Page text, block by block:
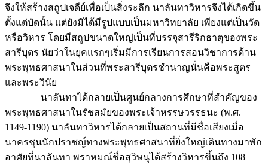
จึงให้สร้างสถูปเจดีย์เพื่อเป็นสิ่งระลึก นาลันทาวิหารจึงได้เกิดขึ้น
ตั้งแต่บัดนั้น แต่ยังมิได้มีรูปแบบเป็นมหาวิทยาลัย เพียงแต่เป็นวัด
หรือวิหาร โดยมีสถูปขนาดใหญ่เป็นที่บรรจุสารีริกธาตุของพระ
สารีบุตร นัยว่าในยุคแรกๆเริ่มมีการเรียนการสอนวิชาการด้าน
พระพุทธศาสนาในส่วนที่พระสารีบุตรชำนาญนั่นคือพระสูตร
และพระวินัย
นาลันทาได้กลายเป็นศูนย์กลางการศึกษาที่สำคัญของ
พระพุทธศาสนาในรัชสมัยของพระเจ้าหรรษวรรธนะ (พ.ศ.
1149-1190) นาลันทาวิหารได้กลายเป็นสถานที่มีชื่อเสียงเมื่อ
นาครชุนนักปราชญ์ทางพระพุทธศาสนาที่ยิ่งใหญ่เดินทางมาพัก
อาศัยที่นาลันทา พราหมณ์ชื่อสุวิษนุได้สร้างวิหารขึ้นถึง 108